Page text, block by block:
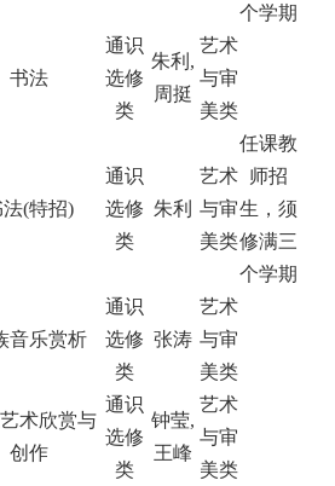
个学期
书法
通识
选修
类
朱利,
周挺
艺术
与审
美类
法(特招)
通识
选修
类
朱利
艺术
与审
美类
任课教
师招
生，须
修满三
个学期
音乐赏析
通识
选修
类
张涛
艺术
与审
美类
术欣赏与
创作
通识
选修
类
钟莹,
王峰
艺术
与审
美类